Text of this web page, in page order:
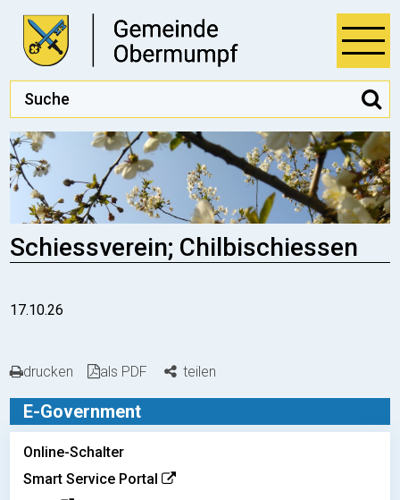
Suchbegriff
Hauptnavigation
Schiessverein; Chilbischiessen
17.10.26
drucken als PDF teilen
E-Government
Online-Schalter
Smart Service Portal